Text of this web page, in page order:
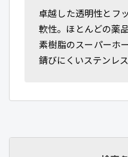
卓越した透明性とフ
軟性。ほとんどの薬
素樹脂のスーパーホ
錆びにくいステンレ